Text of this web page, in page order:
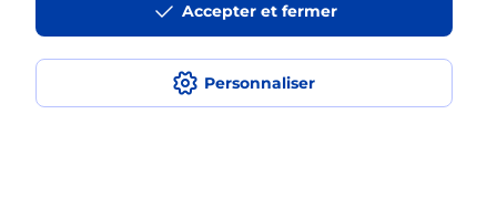
Personnaliser
Accepter et fermer
Est-ce que je peux payer mon iPhone
en plusieurs fois avec La Poste Mobile